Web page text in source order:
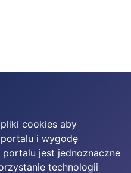
cookies aby
i wygodę
jest jednoznaczne
technologii